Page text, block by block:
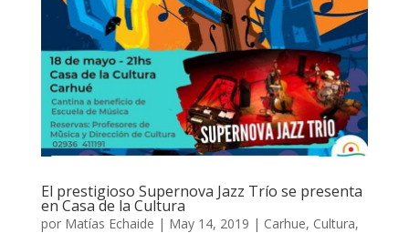
El prestigioso Supernova Jazz Trío se presenta
en Casa de la Cultura
por Matías Echaide | May 14, 2019 | Carhue, Cultura,